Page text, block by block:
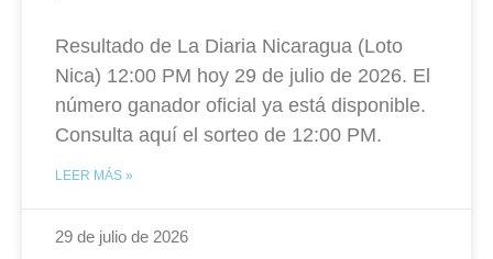
Resultado de La Diaria Nicaragua (Loto
Nica) 12:00 PM hoy 29 de julio de 2026. El
número ganador oficial ya está disponible.
Consulta aquí el sorteo de 12:00 PM.
LEER MÁS »
29 de julio de 2026